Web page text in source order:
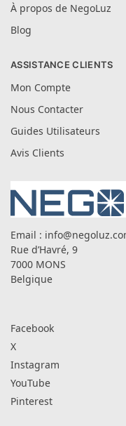
À propos de NegoLuz
Blog
ASSISTANCE CLIENTS
Mon Compte
Nous Contacter
Guides Utilisateurs
Avis Clients
Email :
Rue d’Havré, 9
7000 MONS
Belgique
Facebook
X
Instagram
YouTube
Pinterest